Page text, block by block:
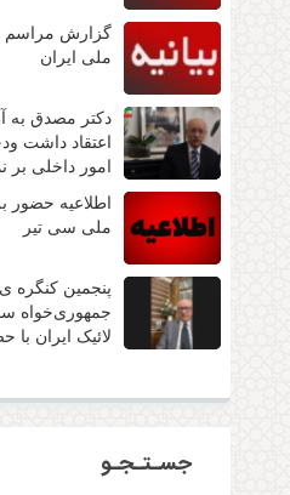
گزارش مراسم
ملی ایران
دکتر مصدق به
اعتقاد داشت
امور داخلی بر
اطلاعیه حضور
ملی سی تیر
پنجمین کنگره
جمهوری‌خواه
لائیک ایران با
جسـتـجـو